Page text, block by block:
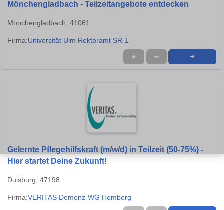
Mönchengladbach - Teilzeitangebote entdecken
Mönchengladbach, 41061
Firma:Universität Ulm Rektoramt SR-1
★ ➦ ➜
Gelernte Pflegehilfskraft (m/w/d) in Teilzeit (50-75%) -
Hier startet Deine Zukunft!
Duisburg, 47198
Firma:VERITAS Demenz-WG Homberg